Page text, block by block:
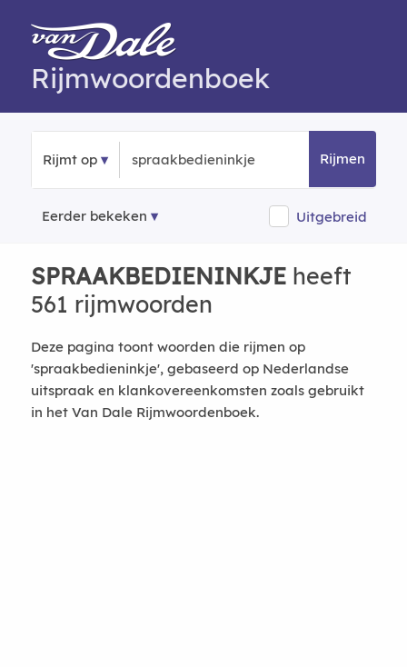
Rijmwoordenboek
Rijmt op Rijmen
Eerder bekeken Uitgebreid
SPRAAKBEDIENINKJEheeft
561 rijmwoorden
Deze pagina toont woorden die rijmen op
'spraakbedieninkje', gebaseerd op Nederlandse
uitspraak en klankovereenkomsten zoals gebruikt
in het Van Dale Rijmwoordenboek.